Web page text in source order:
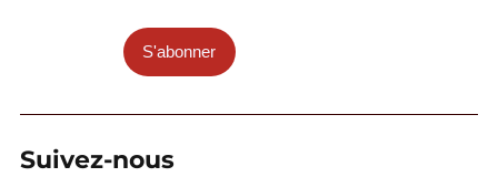
S'abonner
Suivez-nous